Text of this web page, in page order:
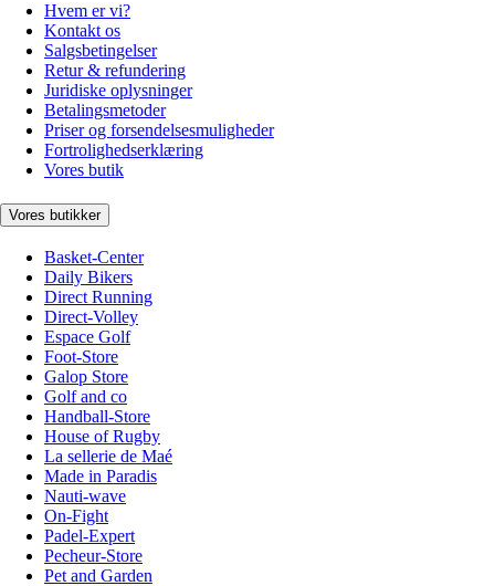
Hvem er vi?
Kontakt os
Salgsbetingelser
Retur & refundering
Juridiske oplysninger
Betalingsmetoder
Priser og forsendelsesmuligheder
Fortrolighedserklæring
Vores butik
Vores butikker
Basket-Center
Daily Bikers
Direct Running
Direct-Volley
Espace Golf
Foot-Store
Galop Store
Golf and co
Handball-Store
House of Rugby
La sellerie de Maé
Made in Paradis
Nauti-wave
On-Fight
Padel-Expert
Pecheur-Store
Pet and Garden